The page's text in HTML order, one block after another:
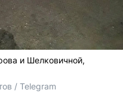
и Шелковичной,
/ Telegram